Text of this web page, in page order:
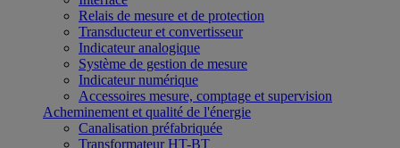
Relais de mesure et de protection
Transducteur et convertisseur
Indicateur analogique
Système de gestion de mesure
Indicateur numérique
Accessoires mesure, comptage et supervision
Acheminement et qualité de l'énergie
Canalisation préfabriquée
Transformateur HT-BT